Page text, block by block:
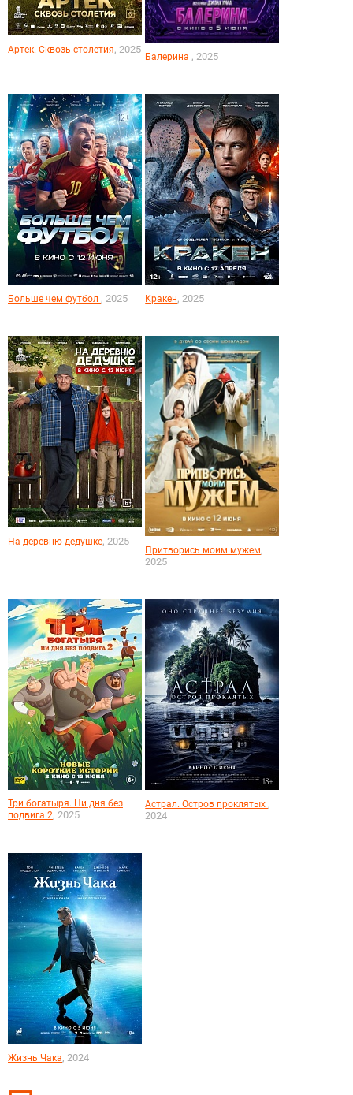
Артек. Сквозь столетия, 2025
Балерина , 2025
Больше чем футбол , 2025 Кракен, 2025
На деревню дедушке, 2025
Притворись моим мужем,
2025
Три богатыря. Ни дня без
подвига 2, 2025
Астрал. Остров проклятых ,
2024
Жизнь Чака, 2024